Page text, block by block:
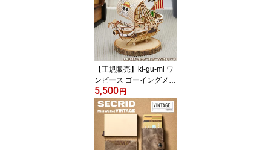
フリント着火式 日本製
ギフト プレゼント 喫煙
具 メンズ アウトドア 革
レザー オイルライター
ジッポ 本革
【正規販売】ki-gu-mi ワ
ンピース ゴーイングメリ
ー号 Wooden Art | 木製パ
ズル エーゾーン Azone
立体パズル 大人 組み立
てパズル 3D クラフト オ
モチャ おもちゃ キグミ
木製 工作 キット 置き物
5,500 円